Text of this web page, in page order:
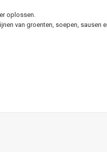
oplossen.
van groenten, soepen, sausen